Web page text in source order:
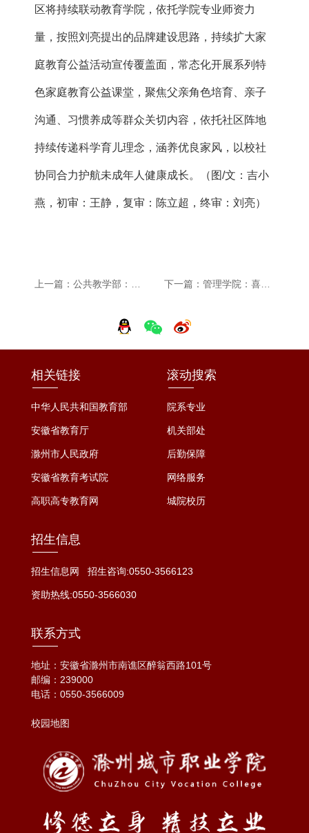
区将持续联动教育学院，依托学院专业师资力
量，按照刘亮提出的品牌建设思路，持续扩大家
庭教育公益活动宣传覆盖面，常态化开展系列特
色家庭教育公益课堂，聚焦父亲角色培育、亲子
沟通、习惯养成等群众关切内容，依托社区阵地
持续传递科学育儿理念，涵养优良家风，以校社
协同合力护航未成年人健康成长。（图/文：吉小
燕，初审：王静，复审：陈立超，终审：刘亮）
上一篇：公共教学部：党总支论文获评滁州市思想政治工作优秀研究成果 下一篇：管理学院：喜报！我校2024届电子商务专业毕业生陈淑祎荣获安徽省优秀毕业生称号
相关链接
中华人民共和国教育部
安徽省教育厅
滁州市人民政府
安徽省教育考试院
高职高专教育网
滚动搜索
院系专业
机关部处
后勤保障
网络服务
城院校历
招生信息
招生信息网 招生咨询:0550-3566123
资助热线:0550-3566030
联系方式
地址：安徽省滁州市南谯区醉翁西路101号
邮编：239000
电话： 0550-3566009
校园地图